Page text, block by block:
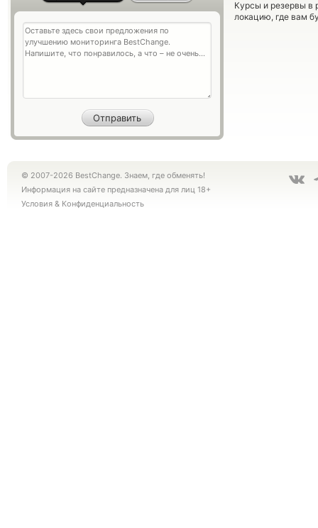
Курсы и резервы в
локацию, где вам
© 2007-2026 BestChange. Знаем, где обменять!
Информация на сайте предназначена для лиц 18+
Условия & Конфиденциальность